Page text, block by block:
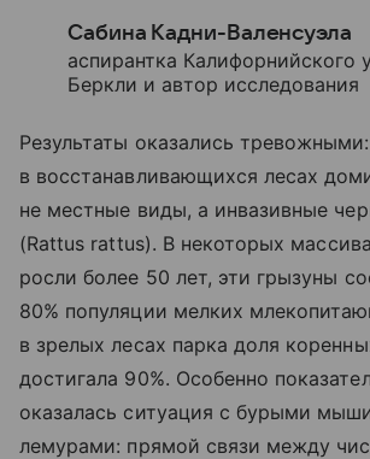
Сабина Кадни-Валенсуэла
аспирантка Калифорнийского
Беркли и автор исследования
Результаты оказались тревожными:
в восстанавливающихся лесах
не местные виды, а инвазивные
(Rattus rattus). В некоторых
росли более 50 лет, эти грызуны
80% популяции мелких
в зрелых лесах парка доля
достигала 90%. Особенно
оказалась ситуация с бурыми
лемурами: прямой связи между